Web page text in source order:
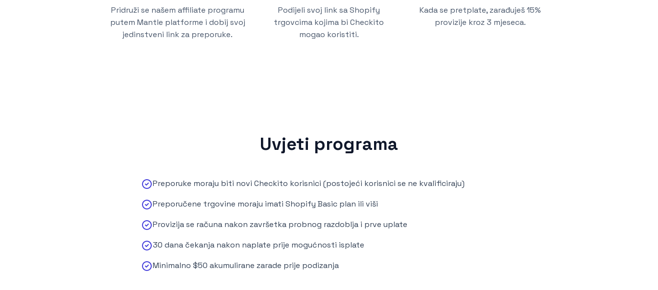
Pridruži se našem affiliate programu
putem Mantle platforme i dobij svoj
jedinstveni link za preporuke.
Podijeli svoj link sa Shopify
trgovcima kojima bi Checkito
mogao koristiti.
Kada se pretplate, zarađuješ 15%
provizije kroz 3 mjeseca.
Uvjeti programa
Preporuke moraju biti novi Checkito korisnici (postojeći korisnici se ne kvalificiraju)
Preporučene trgovine moraju imati Shopify Basic plan ili viši
Provizija se računa nakon završetka probnog razdoblja i prve uplate
30 dana čekanja nakon naplate prije mogućnosti isplate
Minimalno $50 akumulirane zarade prije podizanja